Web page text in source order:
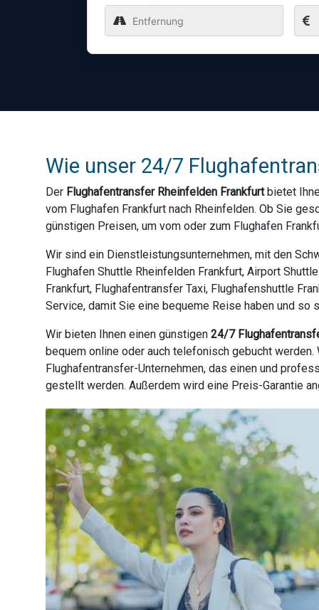
Wie unser 24/7
Der Flughafentransfer Rheinfelden Frankfurtbietet
vom Flughafen Frankfurt nach Rheinfelden. Ob Sie
günstigen Preisen, um vom oder zum Flughafen
Wir sind ein Dienstleistungsunternehmen, mit den
Flughafen Shuttle Rheinfelden Frankfurt, Airport
Frankfurt, Flughafentransfer Taxi, Flughafenshuttle
Service, damit Sie eine bequeme Reise haben und
Wir bieten Ihnen einen günstigen 24/7
bequem online oder auch telefonisch gebucht
Flughafentransfer-Unternehmen, das einen und
gestellt werden. Außerdem wird eine Preis-Garantie